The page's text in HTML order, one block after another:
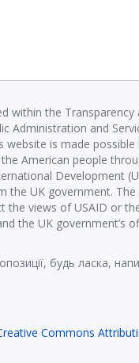
within the Transparency
Administration and
website is made possible
American people
Development
the UK government.
the views of USAID or
the UK government’s
будь ласка,
Commons